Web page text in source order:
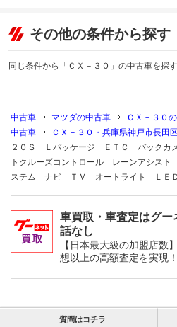
その他の条件から探す
同じ条件から「ＣＸ－３０」の中古車を探す
中古車 マツダの中古車 ＣＸ－３０
中古車
ＣＸ－３０・兵庫県神戸市長田
２０Ｓ Ｌパッケージ ＥＴＣ バックカ
トクルーズコントロール レーンアシス
ステム ナビ ＴＶ オートライト ＬＥＤ
車買取・車査定はグ
話なし
【日本最大級の加盟店数
想以上の高額査定を実現！
質問はコチラ